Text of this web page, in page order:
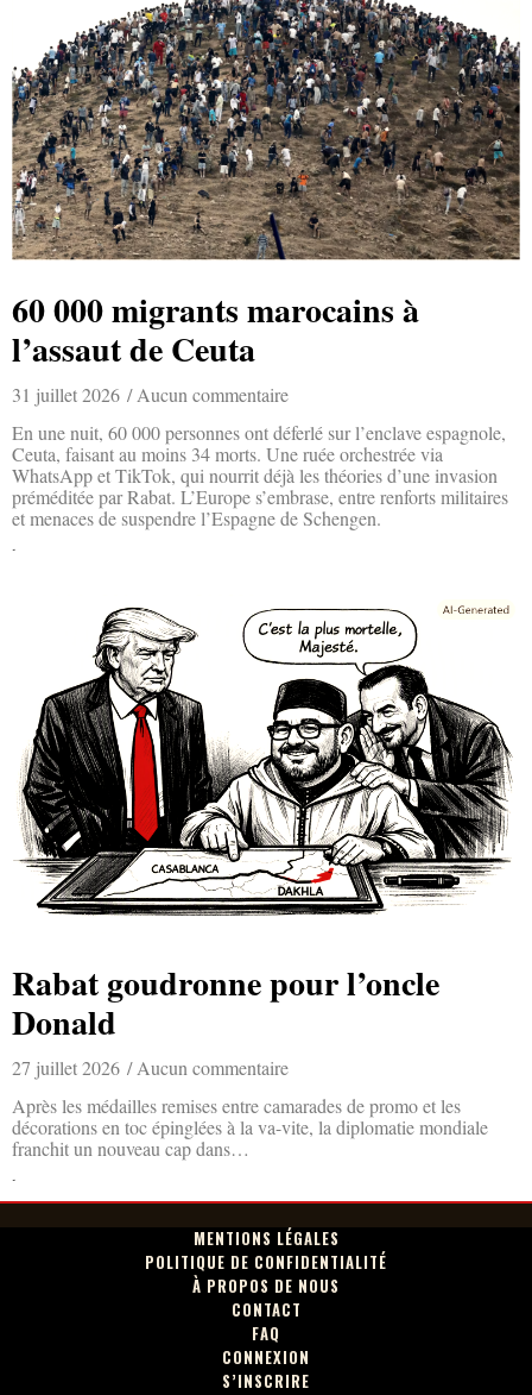
60 000 migrants marocains à
l’assaut de Ceuta
31 juillet 2026
Aucun commentaire
En une nuit, 60 000 personnes ont déferlé sur l’enclave espagnole,
Ceuta, faisant au moins 34 morts. Une ruée orchestrée via
WhatsApp et TikTok, qui nourrit déjà les théories d’une invasion
préméditée par Rabat. L’Europe s’embrase, entre renforts militaires
et menaces de suspendre l’Espagne de Schengen.
Rabat goudronne pour l’oncle
Donald
27 juillet 2026
Aucun commentaire
Après les médailles remises entre camarades de promo et les
décorations en toc épinglées à la va-vite, la diplomatie mondiale
franchit un nouveau cap dans…
MENTIONS LÉGALES
POLITIQUE DE CONFIDENTIALITÉ
À PROPOS DE NOUS
CONTACT
FAQ
CONNEXION
S’INSCRIRE